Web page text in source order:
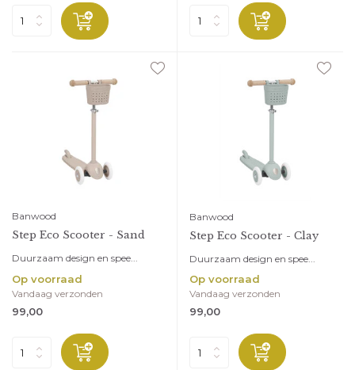
Banwood
Step Eco Scooter - Sand
Duurzaam design en spee...
Op voorraad
Vandaag verzonden
99,00
Banwood
Step Eco Scooter - Clay
Duurzaam design en spee...
Op voorraad
Vandaag verzonden
99,00